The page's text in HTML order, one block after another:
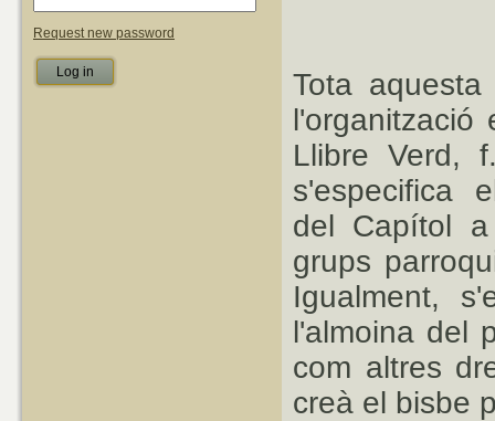
Request new password
Tota
l'organització
Llibre Verd,
s'especifica
del Capítol
grups
Igualment,
l'almoina del
com altres
creà el bisbe